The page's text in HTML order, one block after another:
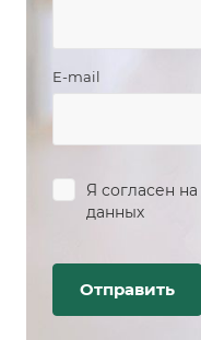
E-mail
Я согласен на
данных